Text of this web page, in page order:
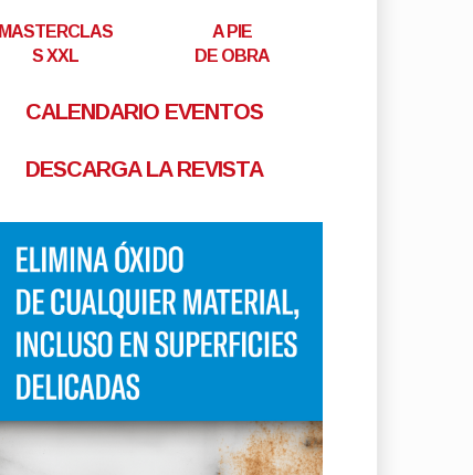
MASTERCLAS
S XXL
A PIE
DE OBRA
CALENDARIO EVENTOS
DESCARGA LA REVISTA